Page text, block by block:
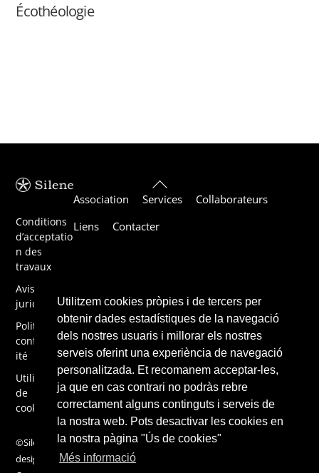
Utilitzem cookies pròpies i de tercers per
obtenir dades estadístiques de la navegació
dels nostres usuaris i millorar els nostres
serveis oferint una experiència de navegació
personalitzada. Et recomanem acceptar-les,
ja que en cas contrari no podràs rebre
correctament alguns continguts i serveis de
la nostra web. Pots desactivar les cookies en
la nostra pàgina "Ús de cookies"
Més informació
Écothéologie
Back
To
Top
Conditions
d’acceptatio
n des
travaux
Avis
juridique
Politique de
confidential
ité
Utilisation
de
cookies
©Silene 2019,
design by
Association Services
Collaborateurs
Liens
Contacter